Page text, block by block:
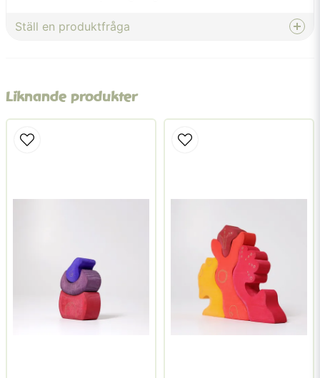
Ställ en produktfråga
name
Namn
Mejladress
Ja, ni får publicera min fråga
Liknande produkter